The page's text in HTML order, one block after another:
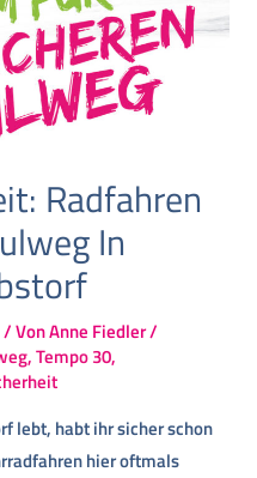
Radfahren
In
/ VonAnne Fiedler/
,Tempo 30,
lebt, habt ihr sicher schon
hier oftmals